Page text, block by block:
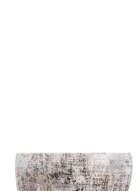
MAZOVIA
Läufer Läufer FlurLäufer Modern für
Vorzimmer Schlafzimmer - Abstrakt